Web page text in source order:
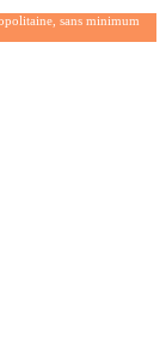
sans minimum